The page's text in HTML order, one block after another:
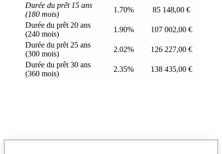
Durée du prêt 15 ans
(180 mois)
1.70%
85 148,00 €
Durée du prêt 20 ans
(240 mois)
1.90%
107 002,00 €
Durée du prêt 25 ans
(300 mois)
2.02%
126 227,00 €
Durée du prêt 30 ans
(360 mois)
2.35% 138 435,00 €